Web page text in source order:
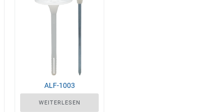
ALF-1003
WEITERLESEN